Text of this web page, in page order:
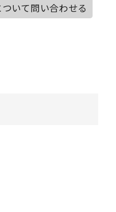
いて問い合わせる